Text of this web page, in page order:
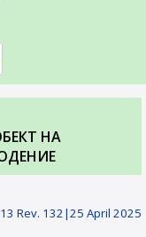
НА
Rev. 132|25 April 2025